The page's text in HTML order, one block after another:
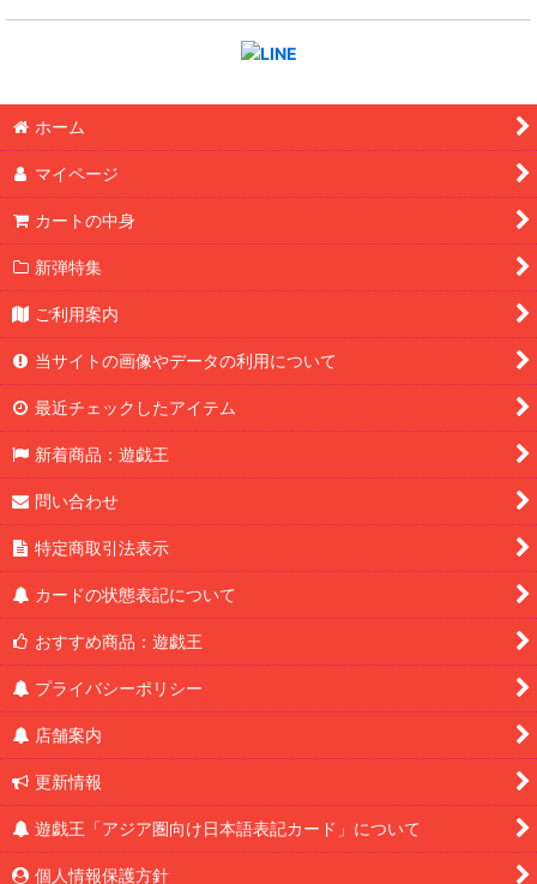
ホーム
マイページ
カートの中身
新弾特集
ご利用案内
当サイトの画像やデータの利用について
最近チェックしたアイテム
新着商品：遊戯王
問い合わせ
特定商取引法表示
カードの状態表記について
おすすめ商品：遊戯王
プライバシーポリシー
店舗案内
更新情報
遊戯王「アジア圏向け日本語表記カード」について
個人情報保護方針